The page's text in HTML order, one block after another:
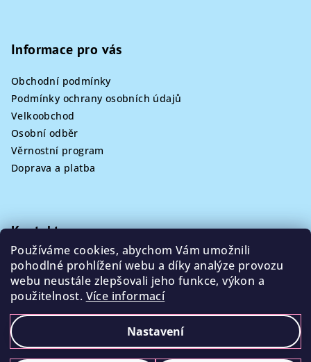
Používáme cookies, abychom Vám umožnili
pohodlné prohlížení webu a díky analýze provozu
webu neustále zlepšovali jeho funkce, výkon a
použitelnost. Více informací
Nastavení
Informace pro vás
Obchodní podmínky
Podmínky ochrany osobních údajů
Velkoobchod
Osobní odběr
Věrnostní program
Doprava a platba
Kontakt
info@poklizeno.cz